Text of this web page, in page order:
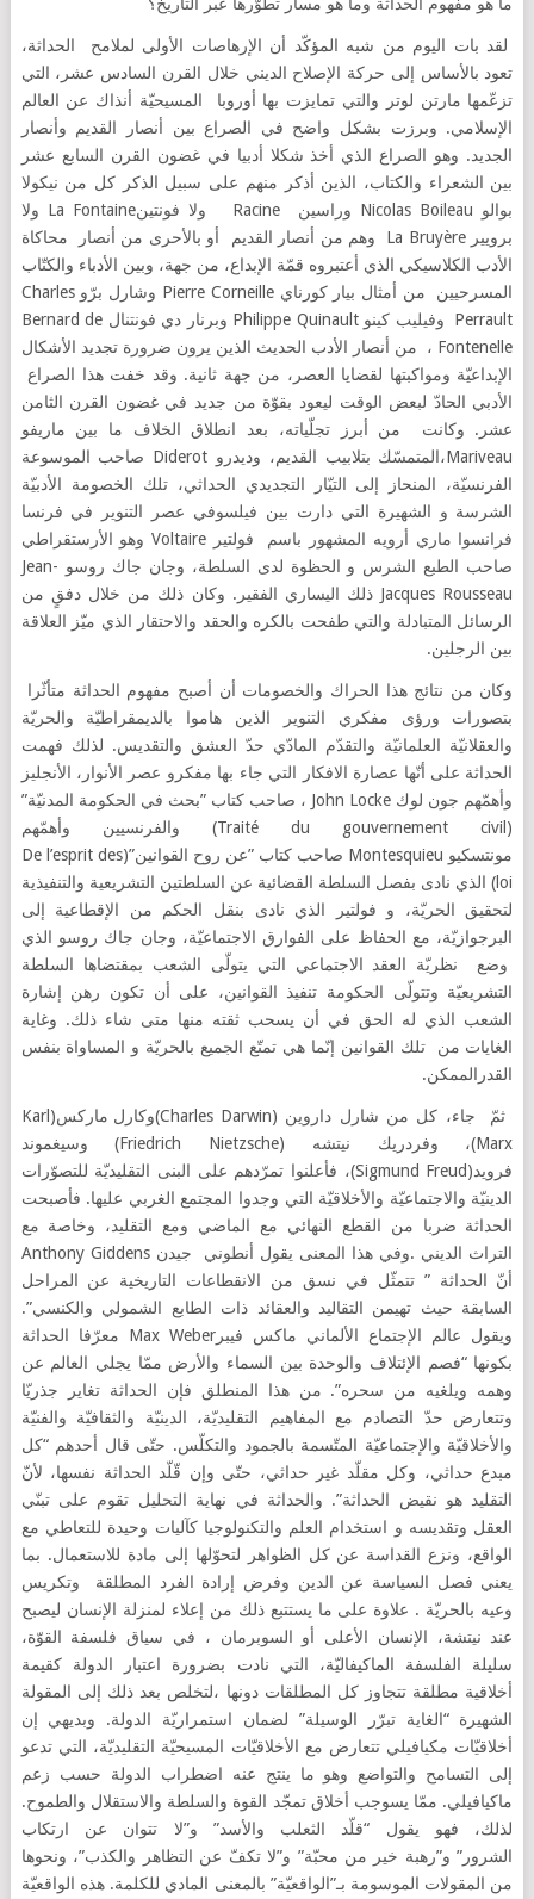
لقد بات اليوم من شبه المؤكّد أن الإرهاصات الأولى لملامح الحداثة،
تعود بالأساس إلى حركة الإصلاح الديني خلال القرن السادس عشر، التي
تزعّمها مارتن لوتر والتي تمايزت بها أوروبا المسيحيّة أنذاك عن العالم
الإسلامي. وبرزت بشكل واضح في الصراع بين أنصار القديم وأنصار
الجديد. وهو الصراع الذي أخذ شكلا أدبيا في غضون القرن السابع عشر
بين الشعراء والكتاب، الذين أذكر منهم على سبيل الذكر كل من نيكولا
بوالو Nicolas Boileau وراسين Racine ولا فونتينLa Fontaine ولا
برويير La Bruyère وهم من أنصار القديم أو بالأحرى من أنصار محاكاة
الأدب الكلاسيكي الذي أعتبروه قمّة الإبداع، من جهة، وبين الأدباء والكتّاب
المسرحيين من أمثال بيار كورناي Pierre Corneille وشارل برّو Charles
Perrault وفيليب كينو Philippe Quinault وبرنار دي فونتنال Bernard de
Fontenelle ، من أنصار الأدب الحديث الذين يرون ضرورة تجديد الأشكال
الإبداعيّة ومواكبتها لقضايا العصر، من جهة ثانية. وقد خفت هذا الصراع
الأدبي الحادّ لبعض الوقت ليعود بقوّة من جديد في غضون القرن الثامن
عشر. وكانت من أبرز تجلّياته، بعد انطلاق الخلاف ما بين ماريفو
Mariveau،المتمسّك بتلابيب القديم، وديدرو Diderot صاحب الموسوعة
الفرنسيّة، المنحاز إلى التيّار التجديدي الحداثي، تلك الخصومة الأدبيّة
الشرسة و الشهيرة التي دارت بين فيلسوفي عصر التنوير في فرنسا
فرانسوا ماري أرويه المشهور باسم فولتير Voltaire وهو الأرستقراطي
صاحب الطبع الشرس و الحظوة لدى السلطة، وجان جاك روسو Jean-
Jacques Rousseau ذلك اليساري الفقير. وكان ذلك من خلال دفقٍ من
الرسائل المتبادلة والتي طفحت بالكره والحقد والاحتقار الذي ميّز العلاقة
بين الرجلين.
وكان من نتائج هذا الحراك والخصومات أن أصبح مفهوم الحداثة متأثّرا
بتصورات ورؤى مفكري التنوير الذين هاموا بالديمقراطيّة والحريّة
والعقلانيّة العلمانيّة والتقدّم المادّي حدّ العشق والتقديس. لذلك فهمت
الحداثة على أنّها عصارة الافكار التي جاء بها مفكرو عصر الأنوار، الأنجليز
وأهمّهم جون لوك John Locke ، صاحب كتاب ”بحث في الحكومة المدنيّة”
(Traité du gouvernement civil) والفرنسيين وأهمّهم
مونتسكيو Montesquieu صاحب كتاب ”عن روح القوانين”(De l’esprit des
loi) الذي نادى بفصل السلطة القضائية عن السلطتين التشريعية والتنفيذية
لتحقيق الحريّة، و فولتير الذي نادى بنقل الحكم من الإقطاعية إلى
البرجوازيّة، مع الحفاظ على الفوارق الاجتماعيّة، وجان جاك روسو الذي
وضع نظريّة العقد الاجتماعي التي يتولّى الشعب بمقتضاها السلطة
التشريعيّة وتتولّى الحكومة تنفيذ القوانين، على أن تكون رهن إشارة
الشعب الذي له الحق في أن يسحب ثقته منها متى شاء ذلك. وغاية
الغايات من تلك القوانين إنّما هي تمتّع الجميع بالحريّة و المساواة بنفس
القدرالممكن.
ثمّ جاء، كل من شارل داروين (Charles Darwin)وكارل ماركس(Karl
Marx)، وفردريك نيتشه (Friedrich Nietzsche) وسيغموند
فرويد(Sigmund Freud)، فأعلنوا تمرّدهم على البنى التقليديّة للتصوّرات
الدينيّة والاجتماعيّة والأخلاقيّة التي وجدوا المجتمع الغربي عليها. فأصبحت
الحداثة ضربا من القطع النهائي مع الماضي ومع التقليد، وخاصة مع
التراث الديني .وفي هذا المعنى يقول أنطوني جيدن Anthony Giddens
أنّ الحداثة ” تتمثّل في نسق من الانقطاعات التاريخية عن المراحل
السابقة حيث تهيمن التقاليد والعقائد ذات الطابع الشمولي والكنسي”.
ويقول عالم الإجتماع الألماني ماكس فيبرMax Weber معرّفا الحداثة
بكونها “فصم الإئتلاف والوحدة بين السماء والأرض ممّا يجلي العالم عن
وهمه ويلغيه من سحره”. من هذا المنطلق فإن الحداثة تغاير جذريّا
وتتعارض حدّ التصادم مع المفاهيم التقليديّة، الدينيّة والثقافيّة والفنيّة
والأخلاقيّة والإجتماعيّة المتّسمة بالجمود والتكلّس. حتّى قال أحدهم “كل
مبدع حداثي، وكل مقلّد غير حداثي، حتّى وإن قّلّد الحداثة نفسها، لأنّ
التقليد هو نقيض الحداثة”. والحداثة في نهاية التحليل تقوم على تبنّي
العقل وتقديسه و استخدام العلم والتكنولوجيا كآليات وحيدة للتعاطي مع
الواقع، ونزع القداسة عن كل الظواهر لتحوّلها إلى مادة للاستعمال. بما
يعني فصل السياسة عن الدين وفرض إرادة الفرد المطلقة وتكريس
وعيه بالحريّة . علاوة على ما يستتبع ذلك من إعلاء لمنزلة الإنسان ليصبح
عند نيتشة، الإنسان الأعلى أو السوبرمان ، في سياق فلسفة القوّة،
سليلة الفلسفة الماكيفاليّة، التي نادت بضرورة اعتبار الدولة كقيمة
أخلاقية مطلقة تتجاوز كل المطلقات دونها ،لتخلص بعد ذلك إلى المقولة
الشهيرة “الغاية تبرّر الوسيلة” لضمان استمراريّة الدولة. وبديهي إن
أخلاقيّات مكيافيلي تتعارض مع الأخلاقيّات المسيحيّة التقليديّة، التي تدعو
إلى التسامح والتواضع وهو ما ينتج عنه اضطراب الدولة حسب زعم
ماكيافيلي. ممّا يسوجب أخلاق تمجّد القوة والسلطة والاستقلال والطموح.
لذلك، فهو يقول “قلّد الثعلب والأسد” و”لا تتوان عن ارتكاب
الشرور” و”رهبة خير من محبّة” و”لا تكفّ عن التظاهر والكذب”، ونحوها
من المقولات الموسومة بـ”الواقعيّة” بالمعنى المادي للكلمة. هذه الواقعيّة